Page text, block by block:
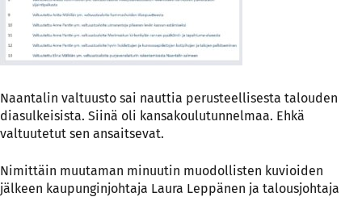
Naantalin valtuusto sai nauttia perusteellisesta talouden
diasulkeisista. Siinä oli kansakoulutunnelmaa. Ehkä
valtuutetut sen ansaitsevat.
Nimittäin muutaman minuutin muodollisten kuvioiden
jälkeen kaupunginjohtaja Laura Leppänen ja talousjohtaja